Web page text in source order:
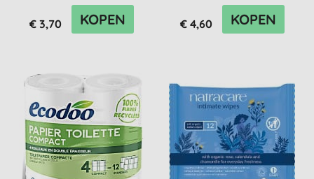
€ 3,70 KOPEN € 4,60 KOPEN